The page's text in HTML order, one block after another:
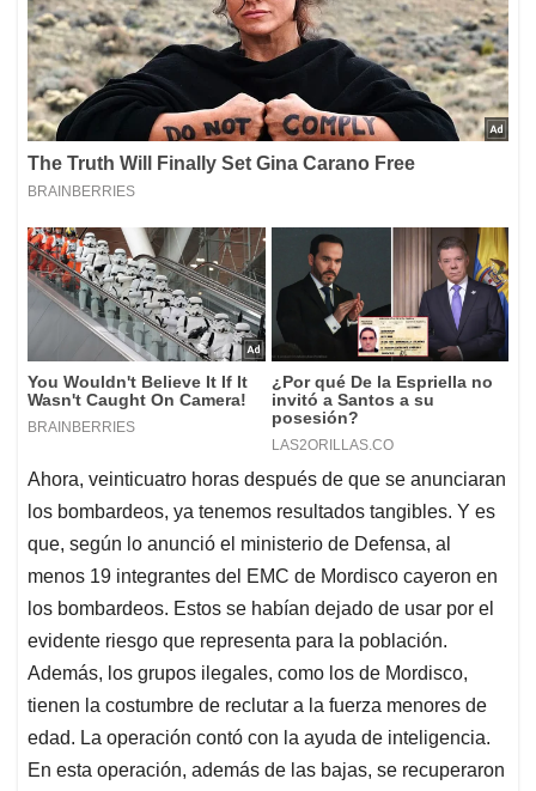
Ahora, veinticuatro horas después de que se anunciaran
los bombardeos, ya tenemos resultados tangibles. Y es
que, según lo anunció el ministerio de Defensa, al
menos 19 integrantes del EMC de Mordisco cayeron en
los bombardeos. Estos se habían dejado de usar por el
evidente riesgo que representa para la población.
Además, los grupos ilegales, como los de Mordisco,
tienen la costumbre de reclutar a la fuerza menores de
edad. La operación contó con la ayuda de inteligencia.
En esta operación, además de las bajas, se recuperaron